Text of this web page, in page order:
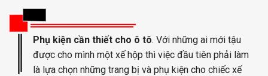
Phụ kiện cần thiết cho ô tô. Với những ai mới tậu
được cho mình một xế hộp thì việc đầu tiên phải làm
là lựa chọn những trang bị và phụ kiện cho chiếc xế